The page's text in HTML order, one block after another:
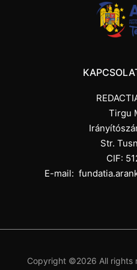
Tirgu
Str.
CIF:
E-mail:
Copyright ©2026 All rights